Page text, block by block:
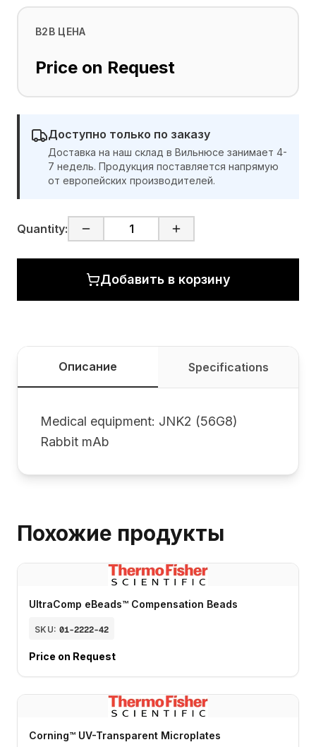
B2B ЦЕНА
Price on Request
Доступно только по заказу
Доставка на наш склад в Вильнюсе занимает 4-
7 недель. Продукция поставляется напрямую
от европейских производителей.
Quantity:
Добавить в корзину
Описание Specifications
Medical equipment: JNK2 (56G8)
Rabbit mAb
Похожие продукты
UltraComp eBeads™ Compensation Beads
SKU: 01-2222-42
Price on Request
Corning™ UV-Transparent Microplates